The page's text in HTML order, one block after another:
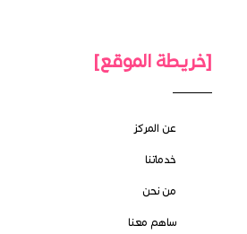
[خريطة الموقع]
عن المركز
خدماتنا
من نحن
ساهم معنا